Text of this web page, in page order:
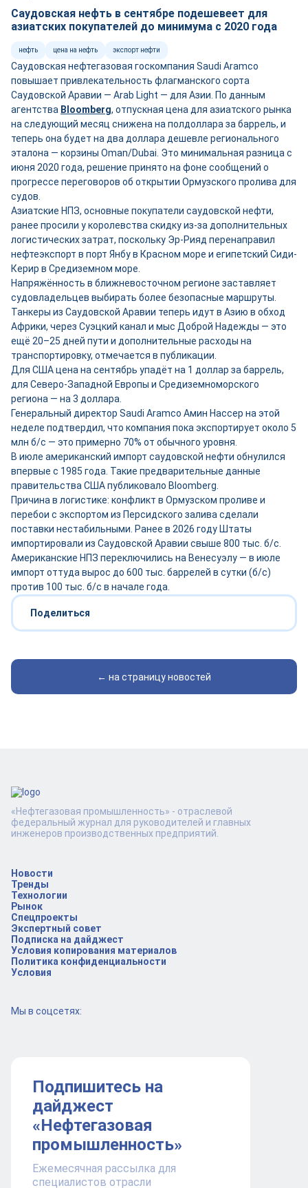
Саудовская нефть в сентябре подешевеет для
азиатских покупателей до минимума с 2020 года
нефть цена на нефть экспорт нефти
Саудовская нефтегазовая госкомпания Saudi Aramco
повышает привлекательность флагманского сорта
Саудовской Аравии — Arab Light — для Азии. По данным
агентства Bloomberg, отпускная цена для азиатского рынка
на следующий месяц снижена на полдоллара за баррель, и
теперь она будет на два доллара дешевле регионального
эталона — корзины Oman/Dubai. Это минимальная разница с
июня 2020 года, решение принято на фоне сообщений о
прогрессе переговоров об открытии Ормузского пролива для
судов.
Азиатские НПЗ, основные покупатели саудовской нефти,
ранее просили у королевства скидку из-за дополнительных
логистических затрат, поскольку Эр-Рияд перенаправил
нефтеэкспорт в порт Янбу в Красном море и египетский Сиди-
Керир в Средиземном море.
Напряжённость в ближневосточном регионе заставляет
судовладельцев выбирать более безопасные маршруты.
Танкеры из Саудовской Аравии теперь идут в Азию в обход
Африки, через Суэцкий канал и мыс Доброй Надежды — это
ещё 20–25 дней пути и дополнительные расходы на
транспортировку, отмечается в публикации.
Для США цена на сентябрь упадёт на 1 доллар за баррель,
для Северо-Западной Европы и Средиземноморского
региона — на 3 доллара.
Генеральный директор Saudi Aramco Амин Нассер на этой
неделе подтвердил, что компания пока экспортирует около 5
млн б/с — это примерно 70% от обычного уровня.
В июле американский импорт саудовской нефти обнулился
впервые с 1985 года. Такие предварительные данные
правительства США публиковало Bloomberg.
Причина в логистике: конфликт в Ормузском проливе и
перебои с экспортом из Персидского залива сделали
поставки нестабильными. Ранее в 2026 году Штаты
импортировали из Саудовской Аравии свыше 800 тыс. б/с.
Американские НПЗ переключились на Венесуэлу — в июле
импорт оттуда вырос до 600 тыс. баррелей в сутки (б/с)
против 100 тыс. б/с в начале года.
Поделиться
← на страницу новостей
Новости
Тренды
Технологии
Рынок
Спецпроекты
Экспертный совет
Подписка на дайджест
Условия копирования материалов
Политика конфиденциальности
Условия
Мы в соцсетях:
Подпишитесь на
дайджест
«Нефтегазовая
промышленность»
Ежемесячная рассылка для
специалистов отрасли
«Нефтегазовая промышленность» - отраслевой
федеральный журнал для руководителей и главных
инженеров производственных предприятий.